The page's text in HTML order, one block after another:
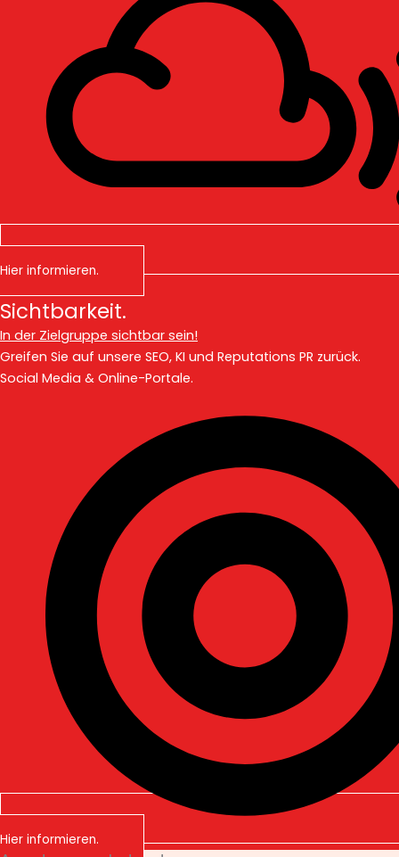
Hier informieren.
Sichtbarkeit.
In der Zielgruppe sichtbar sein!
Greifen Sie auf unsere SEO, KI und Reputations PR zurück.
Social Media & Online-Portale.
Hier informieren.